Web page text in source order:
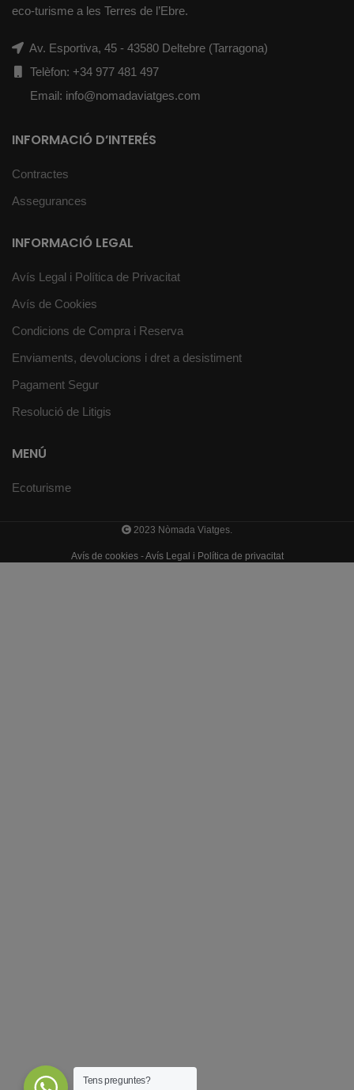
eco-turisme a les Terres de l’Ebre.
Av. Esportiva, 45 - 43580 Deltebre (Tarragona)
Telèfon: +34 977 481 497
Email: info@nomadaviatges.com
INFORMACIÓ D’INTERÉS
Contractes
Assegurances
INFORMACIÓ LEGAL
Avís Legal i Política de Privacitat
Avís de Cookies
Condicions de Compra i Reserva
Enviaments, devolucions i dret a desistiment
Pagament Segur
Resolució de Litigis
MENÚ
Ecoturisme
2023 Nòmada Viatges.
Avís de cookies -Avís Legal i Política de privacitat
Tens preguntes?